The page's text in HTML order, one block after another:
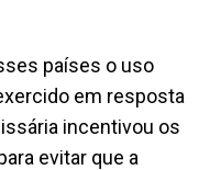
países o uso
em resposta
incentivou os
evitar que a